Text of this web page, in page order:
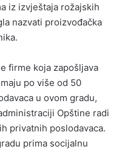
iz izvještaja rožajskih
nazvati proizvođačka
firme koja zapošljava
po više od 50
u ovom gradu,
Opštine radi
privatnih poslodavaca.
prima socijalnu